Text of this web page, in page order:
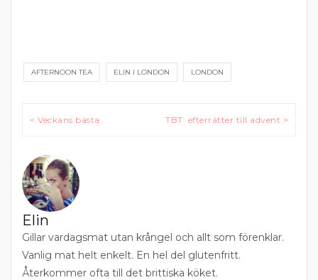
AFTERNOON TEA ELIN I LONDON LONDON
Inläggsnavigering
< Veckans bästa TBT: efterrätter till advent >
Elin
Gillar vardagsmat utan krångel och allt som förenklar.
Vanlig mat helt enkelt. En hel del glutenfritt.
Återkommer ofta till det brittiska köket.